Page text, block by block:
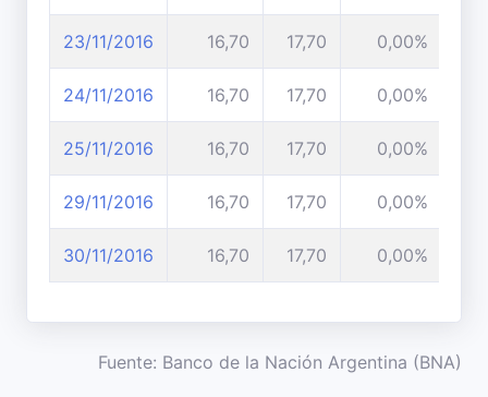
23/11/2016 16,70 17,70 0,00%
24/11/2016 16,70 17,70 0,00%
25/11/2016 16,70 17,70 0,00%
29/11/2016 16,70 17,70 0,00%
30/11/2016 16,70 17,70 0,00%
Fuente: Banco de la Nación Argentina (BNA)